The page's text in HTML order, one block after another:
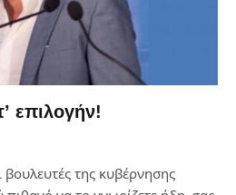
επιλογήν!
της κυβέρνησης